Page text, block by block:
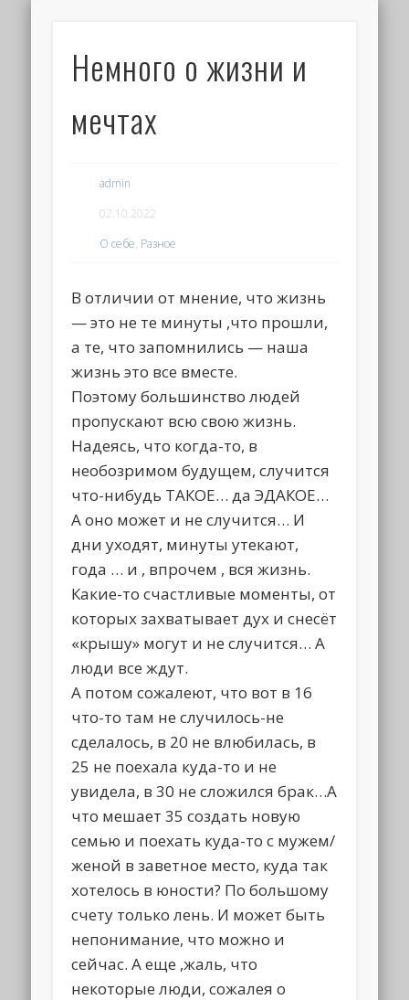
Немного о жизни и
мечтах
admin
02.10.2022
О себе, Разное
В отличии от мнение, что жизнь
— это не те минуты ,что прошли,
а те, что запомнились — наша
жизнь это все вместе.
Поэтому большинство людей
пропускают всю свою жизнь.
Надеясь, что когда-то, в
необозримом будущем, случится
что-нибудь ТАКОЕ… да ЭДАКОЕ…
А оно может и не случится… И
дни уходят, минуты утекают,
года … и , впрочем , вся жизнь.
Какие-то счастливые моменты, от
которых захватывает дух и снесёт
«крышу» могут и не случится… А
люди все ждут.
А потом сожалеют, что вот в 16
что-то там не случилось-не
сделалось, в 20 не влюбилась, в
25 не поехала куда-то и не
увидела, в 30 не сложился брак…А
что мешает 35 создать новую
семью и поехать куда-то с мужем/
женой в заветное место, куда так
хотелось в юности? По большому
счету только лень. И может быть
непонимание, что можно и
сейчас. А еще ,жаль, что
некоторые люди, сожалея о